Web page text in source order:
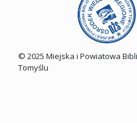
© 2025 Miejska i Powiatowa
Tomyślu